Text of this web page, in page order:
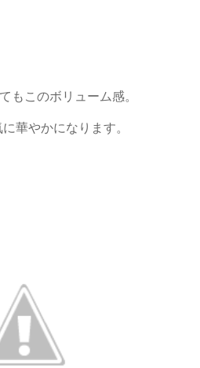
もこのボリューム感。
華やかになります。